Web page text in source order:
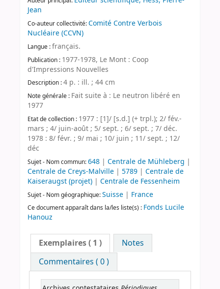
Jean
Co-auteur collectivité:Comité Contre Verbois
Nucléaire (CCVN)
Langue :français.
Publication : 1977-1978, Le Mont : Coop
d'Impressions Nouvelles
Description :4 p. : ill. ; 44 cm
Note générale : Fait suite à : Le neutron libéré en
1977
Etat de collection : 1977 : [1]/ [s.d.] (+ trpl.); 2/ fév.-
mars ; 4/ juin-août ; 5/ sept. ; 6/ sept. ; 7/ déc.
1978 : 8/ févr. ; 9/ mai ; 10/ juin ; 11/ sept. ; 12/
déc
Sujet - Nom commun:648 | Centrale de Mühleberg |
Centrale de Creys-Malville | 5789 | Centrale de
Kaiseraugst (projet) | Centrale de Fessenheim
Sujet - Nom géographique:Suisse | France
Ce document apparaît dans la/les liste(s) : Fonds Lucile
Hanouz
Exemplaires( 1 )
Notes
Commentaires ( 0 )